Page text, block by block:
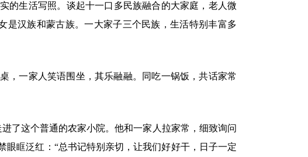
的生活写照。谈起十一口多民族融合的大家庭，老人微
是汉族和蒙古族。一大家子三个民族，生活特别丰富多
，一家人笑语围坐，其乐融融。同吃一锅饭，共话家常
了这个普通的农家小院。他和一家人拉家常，细致询问
眶泛红：“总书记特别亲切，让我们好好干，日子一定